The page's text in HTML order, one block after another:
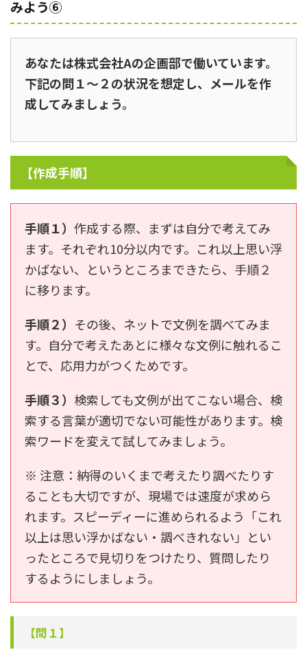
みよう⑥
あなたは株式会社Aの企画部で働いています。
下記の問１～２の状況を想定し、メールを作
成してみましょう。
【作成手順】
手順１） 作成する際、まずは自分で考えてみ
ます。それぞれ10分以内です。これ以上思い浮
かばない、というところまできたら、手順２
に移ります。
手順２） その後、ネットで文例を調べてみま
す。自分で考えたあとに様々な文例に触れるこ
とで、応用力がつくためです。
手順３） 検索しても文例が出てこない場合、検
索する言葉が適切でない可能性があります。検
索ワードを変えて試してみましょう。
※ 注意：納得のいくまで考えたり調べたりす
ることも大切ですが、現場では速度が求めら
れます。スピーディーに進められるよう「これ
以上は思い浮かばない・調べきれない」とい
ったところで見切りをつけたり、質問したり
するようにしましょう。
【問１】